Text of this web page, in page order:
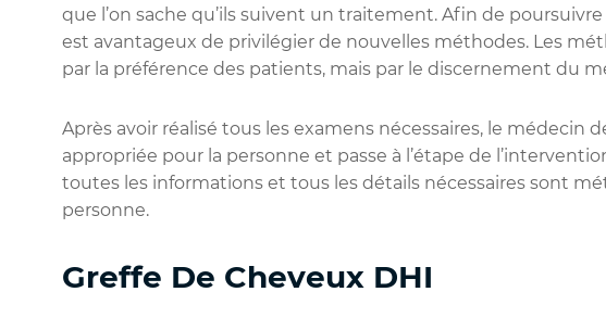
que l’on sache qu’ils suivent un traitement. Afin de
est avantageux de privilégier de nouvelles méthodes. Les
par la préférence des patients, mais par le discernement du
Après avoir réalisé tous les examens nécessaires, le médecin
appropriée pour la personne et passe à l’étape de
toutes les informations et tous les détails nécessaires sont
personne.
Greffe De Cheveux DHI